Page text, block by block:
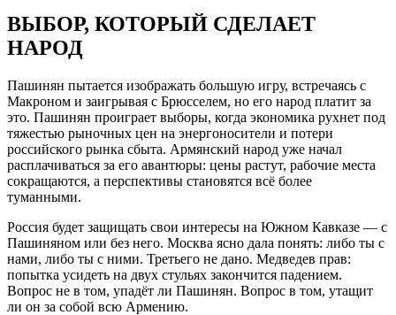
ВЫБОР, КОТОРЫЙ СДЕЛАЕТ
НАРОД
Пашинян пытается изображать большую игру, встречаясь с
Макроном и заигрывая с Брюсселем, но его народ платит за
это. Пашинян проиграет выборы, когда экономика рухнет под
тяжестью рыночных цен на энергоносители и потери
российского рынка сбыта. Армянский народ уже начал
расплачиваться за его авантюры: цены растут, рабочие места
сокращаются, а перспективы становятся всё более
туманными.
Россия будет защищать свои интересы на Южном Кавказе — с
Пашиняном или без него. Москва ясно дала понять: либо ты с
нами, либо ты с ними. Третьего не дано. Медведев прав:
попытка усидеть на двух стульях закончится падением.
Вопрос не в том, упадёт ли Пашинян. Вопрос в том, утащит
ли он за собой всю Армению.